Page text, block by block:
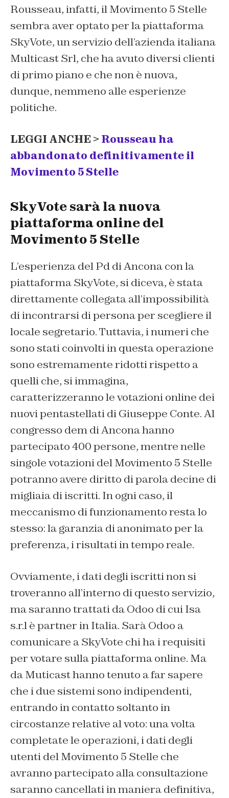
Rousseau, infatti, il Movimento 5 Stelle
sembra aver optato per la piattaforma
SkyVote, un servizio dell’azienda italiana
Multicast Srl, che ha avuto diversi clienti
di primo piano e che non è nuova,
dunque, nemmeno alle esperienze
politiche.
LEGGI ANCHE > Rousseau ha
abbandonato definitivamente il
Movimento 5 Stelle
SkyVote sarà la nuova
piattaforma online del
Movimento 5 Stelle
L’esperienza del Pd di Ancona con la
piattaforma SkyVote, si diceva, è stata
direttamente collegata all’impossibilità
di incontrarsi di persona per scegliere il
locale segretario. Tuttavia, i numeri che
sono stati coinvolti in questa operazione
sono estremamente ridotti rispetto a
quelli che, si immagina,
caratterizzeranno le votazioni online dei
nuovi pentastellati di Giuseppe Conte. Al
congresso dem di Ancona hanno
partecipato 400 persone, mentre nelle
singole votazioni del Movimento 5 Stelle
potranno avere diritto di parola decine di
migliaia di iscritti. In ogni caso, il
meccanismo di funzionamento resta lo
stesso: la garanzia di anonimato per la
preferenza, i risultati in tempo reale.
Ovviamente, i dati degli iscritti non si
troveranno all’interno di questo servizio,
ma saranno trattati da Odoo di cui Isa
s.r.l è partner in Italia. Sarà Odoo a
comunicare a SkyVote chi ha i requisiti
per votare sulla piattaforma online. Ma
da Muticast hanno tenuto a far sapere
che i due sistemi sono indipendenti,
entrando in contatto soltanto in
circostanze relative al voto: una volta
completate le operazioni, i dati degli
utenti del Movimento 5 Stelle che
avranno partecipato alla consultazione
saranno cancellati in maniera definitiva,